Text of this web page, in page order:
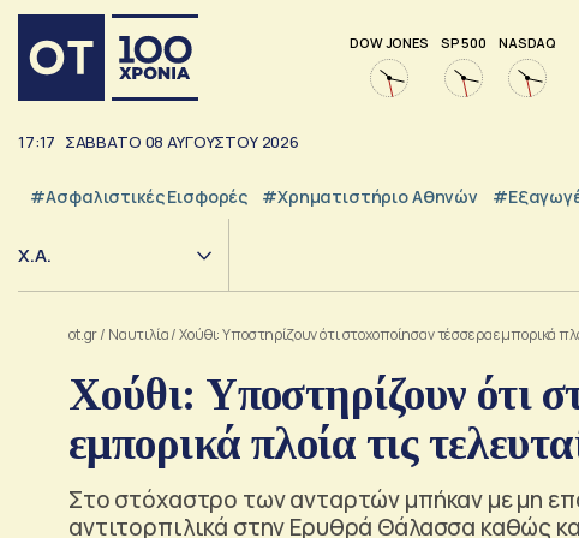
DOW JONES SP 500 NASDAQ
17:17 ΣΑΒΒΑΤΟ 08 ΑΥΓΟΥΣΤΟΥ 2026
#Ασφαλιστικές Εισφορές #Χρηματιστήριο Αθηνών
Χ.Α.
ot.gr/ Ναυτιλία/Χούθι: Υποστηρίζουν ότι στοχοποίησαν τέσσερα εμπορικά
Χούθι: Υποστηρίζουν ότι
εμπορικά πλοία τις
Στο στόχαστρο των ανταρτών μπήκαν με μη
αντιτορπιλικά στην Ερυθρά Θάλασσα καθώς